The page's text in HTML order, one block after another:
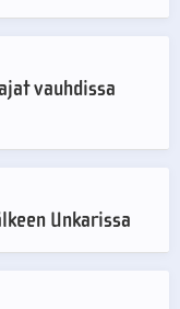
vauhdissa
Unkarissa